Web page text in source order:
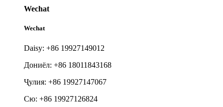
Wechat
Wechat
Daisy: +86 19927149012
Дониёл: +86 18011843168
Ҷулия: +86 19927147067
Сю: +86 19927126824